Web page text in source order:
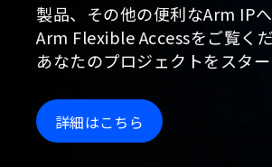
製品、その他の便利なArm IP
Arm Flexible Accessをご覧く
あなたのプロジェクトをスター
詳細はこちら